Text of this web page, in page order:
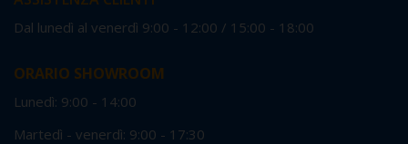
Dal lunedì al venerdì 9:00 - 12:00 / 15:00 - 18:00
ORARIO SHOWROOM
Lunedì: 9:00 - 14:00
Martedì - venerdì: 9:00 - 17:30